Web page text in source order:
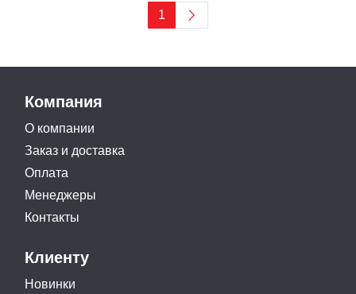
1
Компания
О компании
Заказ и доставка
Оплата
Менеджеры
Контакты
Клиенту
Новинки